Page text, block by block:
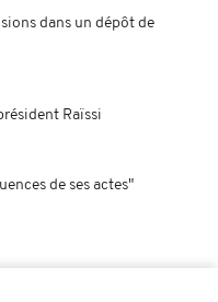
dans un dépôt de
Raïssi
de ses actes"